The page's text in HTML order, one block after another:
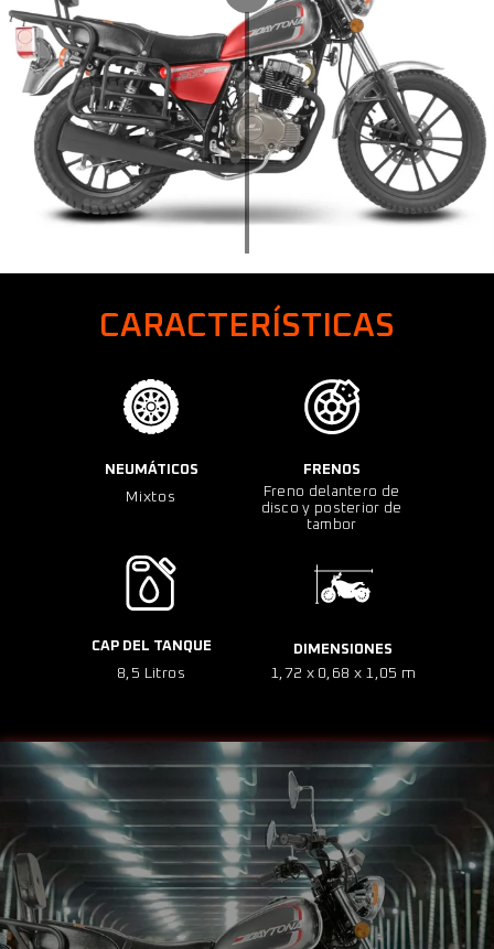
CARACTERÍSTICAS
NEUMÁTICOS
Mixtos
FRENOS
Freno delantero de
disco y posterior de
tambor
CAP DEL TANQUE
8,5 Litros
DIMENSIONES
1,72 x 0,68 x 1,05 m